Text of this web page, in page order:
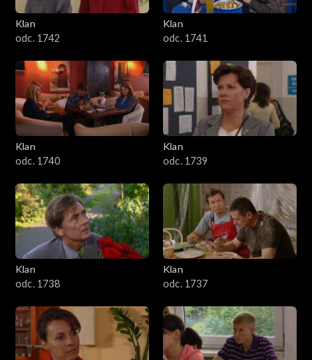
Klan
odc. 1742
Klan
odc. 1741
Klan
odc. 1740
Klan
odc. 1739
Klan
odc. 1738
Klan
odc. 1737